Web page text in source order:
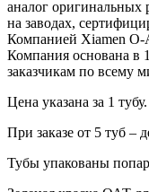
аналог оригинальных
на заводах,
Компанией Xiamen
Компания основана в
заказчикам по всему
Цена указана за 1 тубу.
При заказе от 5 туб –
Тубы упакованы